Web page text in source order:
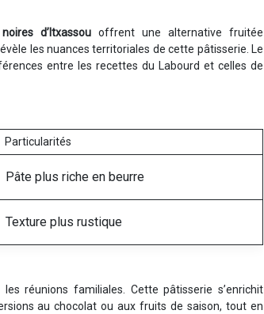
d’Itxassou offrent une alternative fruitée
les nuances territoriales de cette pâtisserie. Le
entre les recettes du Labourd et celles de
Particularités
Pâte plus riche en beurre
Texture plus rustique
réunions familiales. Cette pâtisserie s’enrichit
au chocolat ou aux fruits de saison, tout en